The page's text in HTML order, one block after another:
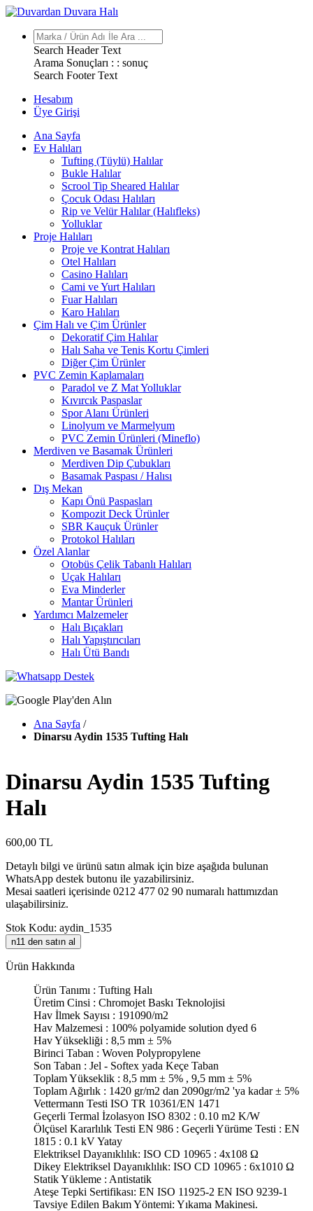
Search Header Text
Arama Sonuçları : : sonuç
Search Footer Text
Hesabım
Üye Girişi
Ana Sayfa
Ev Halıları
Tufting (Tüylü) Halılar
Bukle Halılar
Scrool Tip Sheared Halılar
Çocuk Odası Halıları
Rip ve Velür Halılar (Halıfleks)
Yolluklar
Proje Halıları
Proje ve Kontrat Halıları
Otel Halıları
Casino Halıları
Cami ve Yurt Halıları
Fuar Halıları
Karo Halıları
Çim Halı ve Çim Ürünler
Dekoratif Çim Halılar
Halı Saha ve Tenis Kortu Çimleri
Diğer Çim Ürünler
PVC Zemin Kaplamaları
Paradol ve Z Mat Yolluklar
Kıvırcık Paspaslar
Spor Alanı Ürünleri
Linolyum ve Marmelyum
PVC Zemin Ürünleri (Mineflo)
Merdiven ve Basamak Ürünleri
Merdiven Dip Çubukları
Basamak Paspası / Halısı
Dış Mekan
Kapı Önü Paspasları
Kompozit Deck Ürünler
SBR Kauçuk Ürünler
Protokol Halıları
Özel Alanlar
Otobüs Çelik Tabanlı Halıları
Uçak Halıları
Eva Minderler
Mantar Ürünleri
Yardımcı Malzemeler
Halı Bıçakları
Halı Yapıştırıcıları
Halı Ütü Bandı
Ana Sayfa /
Dinarsu Aydin 1535 Tufting Halı
Dinarsu Aydin 1535 Tufting
Halı
600,00 TL
Detaylı bilgi ve ürünü satın almak için bize aşağıda bulunan
WhatsApp destek butonu ile yazabilirsiniz.
Mesai saatleri içerisinde 0212 477 02 90 numaralı hattımızdan
ulaşabilirsiniz.
Stok Kodu: aydin_1535
n11 den satın al
Ürün Hakkında
Ürün Tanımı : Tufting Halı
Üretim Cinsi : Chromojet Baskı Teknolojisi
Hav İlmek Sayısı : 191090/m2
Hav Malzemesi : 100% polyamide solution dyed 6
Hav Yüksekliği : 8,5 mm ± 5%
Birinci Taban : Woven Polypropylene
Son Taban : Jel - Softex yada Keçe Taban
Toplam Yükseklik : 8,5 mm ± 5% , 9,5 mm ± 5%
Toplam Ağırlık : 1420 gr/m2 dan 2090gr/m2 'ya kadar ± 5%
Vettermann Testi ISO TR 10361/EN 1471
Geçerli Termal İzolasyon ISO 8302 : 0.10 m2 K/W
Ölçüsel Kararlılık Testi EN 986 : Geçerli Yürüme Testi : EN
1815 : 0.1 kV Yatay
Elektriksel Dayanıklılık: ISO CD 10965 : 4x108 Ω
Dikey Elektriksel Dayanıklılık: ISO CD 10965 : 6x1010 Ω
Statik Yükleme : Antistatik
Ateşe Tepki Sertifikası: EN ISO 11925-2 EN ISO 9239-1
Tavsiye Edilen Bakım Yöntemi: Yıkama Makinesi.